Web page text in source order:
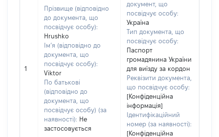
1
Прізвище (відповідно
до документа, що
посвідчує особу):
Hrushko
Ім’я (відповідно до
документа, що
посвідчує особу):
Viktor
По батькові
(відповідно до
документа, що
посвідчує особу) (за
наявності): Не
застосовується
документ, що
посвідчує особу:
Україна
Тип документа, що
посвідчує особу:
Паспорт
громадянина України
для виїзду за кордон
Реквізити документа,
що посвідчує особу:
[Конфіденційна
інформація]
Ідентифікаційний
номер (за наявності):
[Конфіденційна